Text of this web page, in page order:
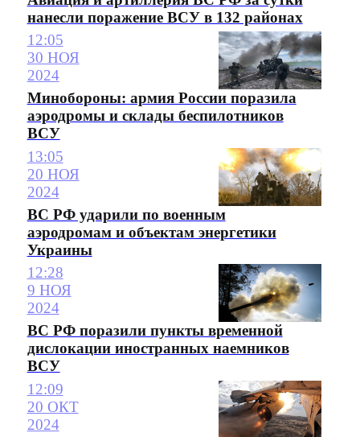
нанесли поражение ВСУ в 132 районах
12:05
30 НОЯ
2024
Минобороны: армия России поразила
аэродромы и склады беспилотников
ВСУ
13:05
20 НОЯ
2024
ВС РФ ударили по военным
аэродромам и объектам энергетики
Украины
12:28
9 НОЯ
2024
ВС РФ поразили пункты временной
дислокации иностранных наемников
ВСУ
12:09
20 ОКТ
2024